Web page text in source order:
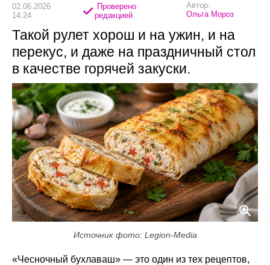
02.06.2026
14:24
Проверено
редакцией
Автор:
Ольга Мороз
Такой рулет хорош и на ужин, и на
перекус, и даже на праздничный стол
в качестве горячей закуски.
Источник фото: Legion-Media
«Чесночный бухлаваш» — это один из тех рецептов,